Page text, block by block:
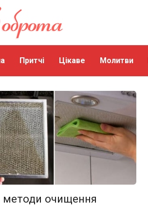
Притчі Цікаве Молитви
методи очищення